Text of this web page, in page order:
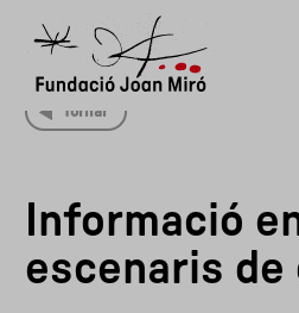
한국어
NL
PT
Tornar
Informació
escenaris de